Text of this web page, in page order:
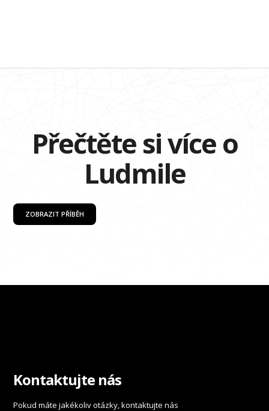
Přečtěte si více o
Ludmile
ZOBRAZIT PŘÍBĚH
Kontaktujte nás
Pokud máte jakékoliv otázky, kontaktujte nás